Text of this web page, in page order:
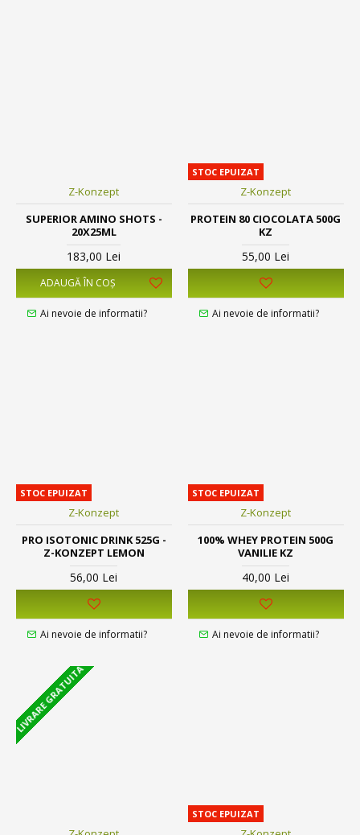
Z-Konzept
SUPERIOR AMINO SHOTS -
20X25ML
183,00 Lei
ADAUGĂ ÎN COŞ
Ai nevoie de informatii?
STOC EPUIZAT
Z-Konzept
PROTEIN 80 CIOCOLATA 500G
KZ
55,00 Lei
Ai nevoie de informatii?
STOC EPUIZAT
Z-Konzept
PRO ISOTONIC DRINK 525G -
Z-KONZEPT LEMON
56,00 Lei
Ai nevoie de informatii?
STOC EPUIZAT
Z-Konzept
100% WHEY PROTEIN 500G
VANILIE KZ
40,00 Lei
Ai nevoie de informatii?
LIVRARE GRATUITA
STOC EPUIZAT